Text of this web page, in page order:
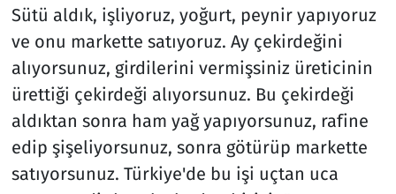
Sütü aldık, işliyoruz, yoğurt, peynir yapıyoruz
ve onu markette satıyoruz. Ay çekirdeğini
alıyorsunuz, girdilerini vermişsiniz üreticinin
ürettiği çekirdeği alıyorsunuz. Bu çekirdeği
aldıktan sonra ham yağ yapıyorsunuz, rafine
edip şişeliyorsunuz, sonra götürüp markette
satıyorsunuz. Türkiye'de bu işi uçtan uca